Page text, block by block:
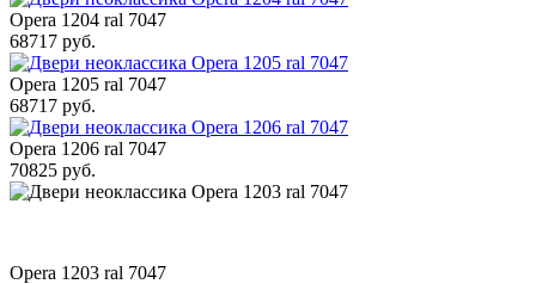
Opera 1204 ral 7047
68717 руб.
Opera 1205 ral 7047
68717 руб.
Opera 1206 ral 7047
70825 руб.
Opera 1203 ral 7047